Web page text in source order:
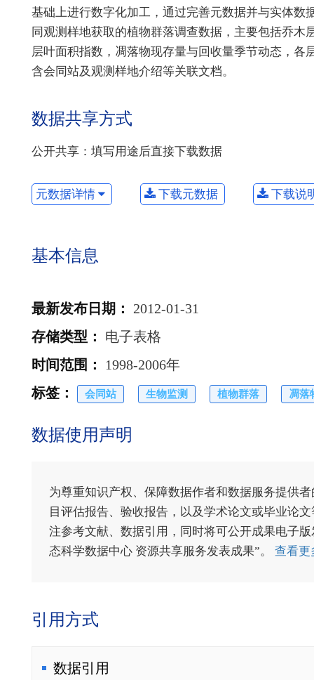
基础上进行数字化加工，通过完善元数据并与实体数
同观测样地获取的植物群落调查数据，主要包括乔
层叶面积指数，凋落物现存量与回收量季节动态，
含会同站及观测样地介绍等关联文档。
数据共享方式
公开共享：填写用途后直接下载数据
元数据详情 下载元数据 下载说
基本信息
最新发布日期 ：
2012-01-31
存储类型 ：
电子表格
时间范围 ：
1998-2006年
标签 ： 会同站 生物监测 植物群落 凋落
数据使用声明
为尊重知识产权、保障数据作者和数据服务提供
目评估报告、验收报告，以及学术论文或毕业论
注参考文献、数据引用，同时将可公开成果电子
态科学数据中心 资源共享服务发表成果”。 查看
引用方式
数据引用